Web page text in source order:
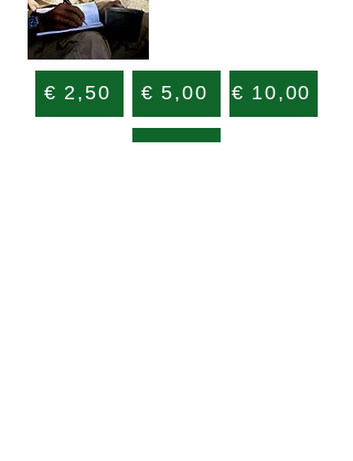
€ 2,50 € 5,00 € 10,00